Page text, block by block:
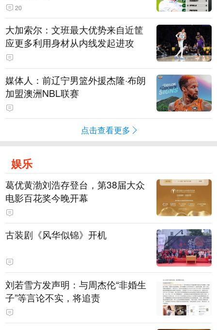
20
大加索尔：文班最大优势来自近筐
应更多利用身材从内线发起进攻
媒体人：前辽宁男篮外援杰隆·布朗
加盟澳洲NBL联赛
点击查看更多
娱乐
葛优黄渤刘浩存登台，第38届大众
电影百花奖今晚开幕
古装剧《风华似锦》开机
刘若雪方发声明：与周杰伦“非婚生
子”等言论不实，将追责